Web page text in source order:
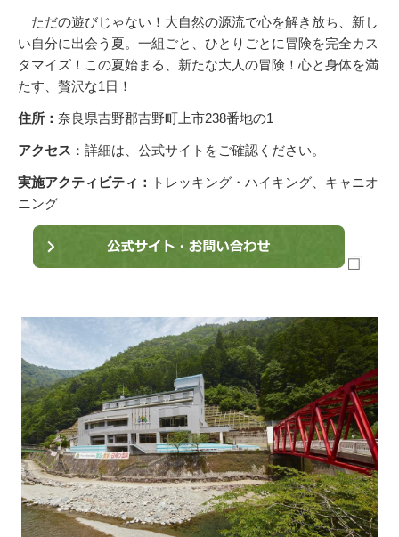
ただの遊びじゃない！大自然の源流で心を解き放ち、新し
い自分に出会う夏。一組ごと、ひとりごとに冒険を完全カス
タマイズ！この夏始まる、新たな大人の冒険！心と身体を満
たす、贅沢な1日！
住所： 奈良県吉野郡吉野町上市238番地の1
アクセス ：詳細は、公式サイトをご確認ください。
実施アクティビティ：
トレッキング・ハイキング、キャニオ
ニング